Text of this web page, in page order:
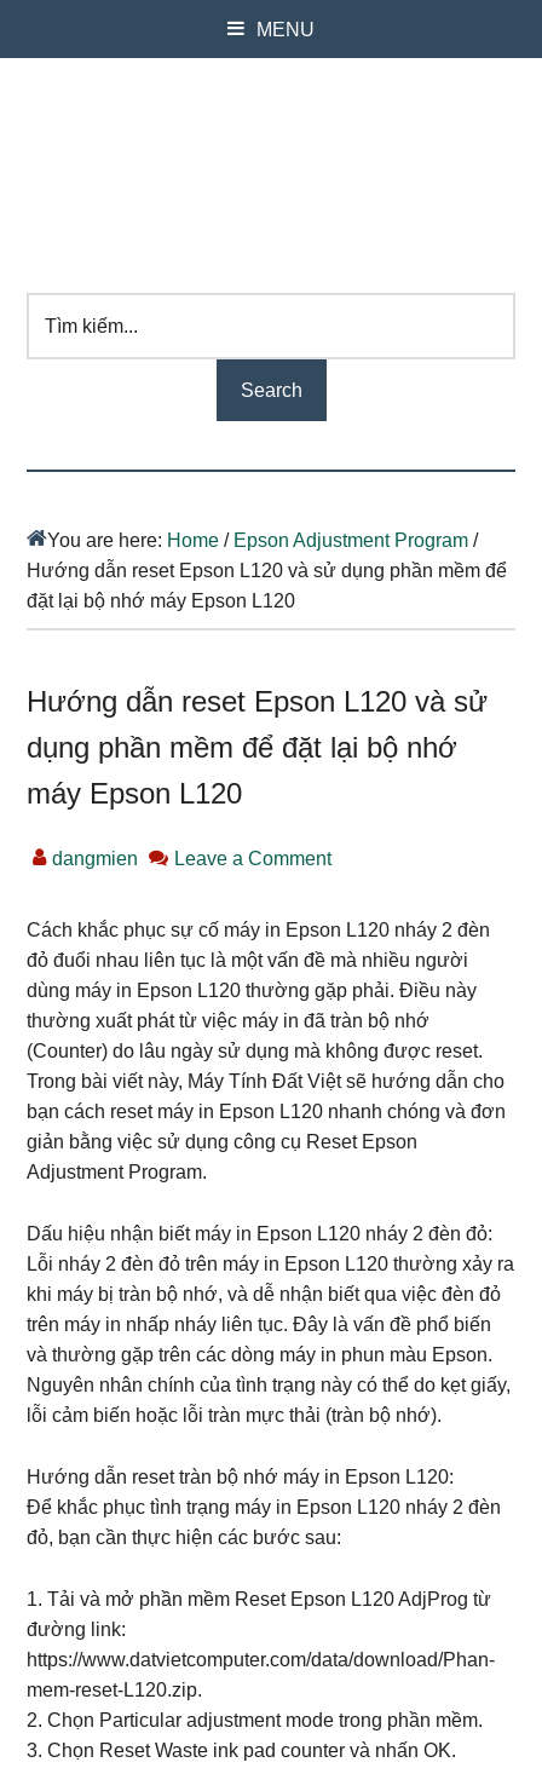
MENU
kiếm...
You are here: Home / Epson Adjustment Program /
Hướng dẫn reset Epson L120 và sử dụng phần mềm để
đặt lại bộ nhớ máy Epson L120
Hướng dẫn reset Epson L120 và sử
dụng phần mềm để đặt lại bộ nhớ
máy Epson L120
dangmien Leave a Comment
Cách khắc phục sự cố máy in Epson L120 nháy 2 đèn
đỏ đuổi nhau liên tục là một vấn đề mà nhiều người
dùng máy in Epson L120 thường gặp phải. Điều này
thường xuất phát từ việc máy in đã tràn bộ nhớ
(Counter) do lâu ngày sử dụng mà không được reset.
Trong bài viết này, Máy Tính Đất Việt sẽ hướng dẫn cho
bạn cách reset máy in Epson L120 nhanh chóng và đơn
giản bằng việc sử dụng công cụ Reset Epson
Adjustment Program.
Dấu hiệu nhận biết máy in Epson L120 nháy 2 đèn đỏ:
Lỗi nháy 2 đèn đỏ trên máy in Epson L120 thường xảy ra
khi máy bị tràn bộ nhớ, và dễ nhận biết qua việc đèn đỏ
trên máy in nhấp nháy liên tục. Đây là vấn đề phổ biến
và thường gặp trên các dòng máy in phun màu Epson.
Nguyên nhân chính của tình trạng này có thể do kẹt giấy,
lỗi cảm biến hoặc lỗi tràn mực thải (tràn bộ nhớ).
Hướng dẫn reset tràn bộ nhớ máy in Epson L120:
Để khắc phục tình trạng máy in Epson L120 nháy 2 đèn
đỏ, bạn cần thực hiện các bước sau:
1. Tải và mở phần mềm Reset Epson L120 AdjProg từ
đường link:
https://www.datvietcomputer.com/data/download/Phan-
mem-reset-L120.zip.
2. Chọn Particular adjustment mode trong phần mềm.
3. Chọn Reset Waste ink pad counter và nhấn OK.